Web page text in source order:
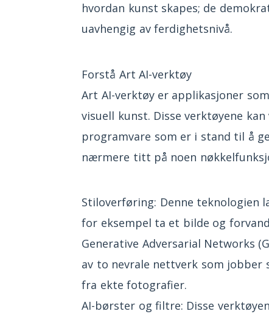
hvordan kunst skapes; de
uavhengig av ferdighetsnivå.
Forstå Art AI-verktøy
Art AI-verktøy er applikasjoner
visuell kunst. Disse verktøyene
programvare som er i stand til å
nærmere titt på noen
Stiloverføring: Denne teknologien
for eksempel ta et bilde og
Generative Adversarial Networks
av to nevrale nettverk som jobber
fra ekte fotografier.
AI-børster og filtre: Disse